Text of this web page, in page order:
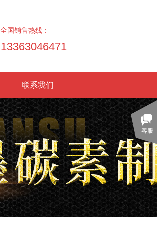
全国销售热线：
13363046471
联系我们
客服